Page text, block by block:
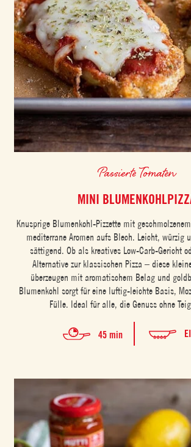
Passierte Tomaten
MINI
Knusprige Blumenkohl-Pizzette mit
mediterrane Aromen aufs Blech. Leicht, würzig
sättigend. Ob als kreatives Low-Carb-Gericht
Alternative zur klassischen Pizza – diese
überzeugen mit aromatischem Belag und
Blumenkohl sorgt für eine luftig-leichte Basis,
Fülle. Ideal für alle, die Genuss ohne
45 min